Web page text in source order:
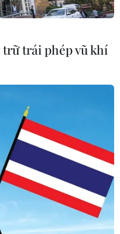
trái phép vũ khí